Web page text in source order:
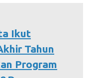
Ikut
Tahun
Program